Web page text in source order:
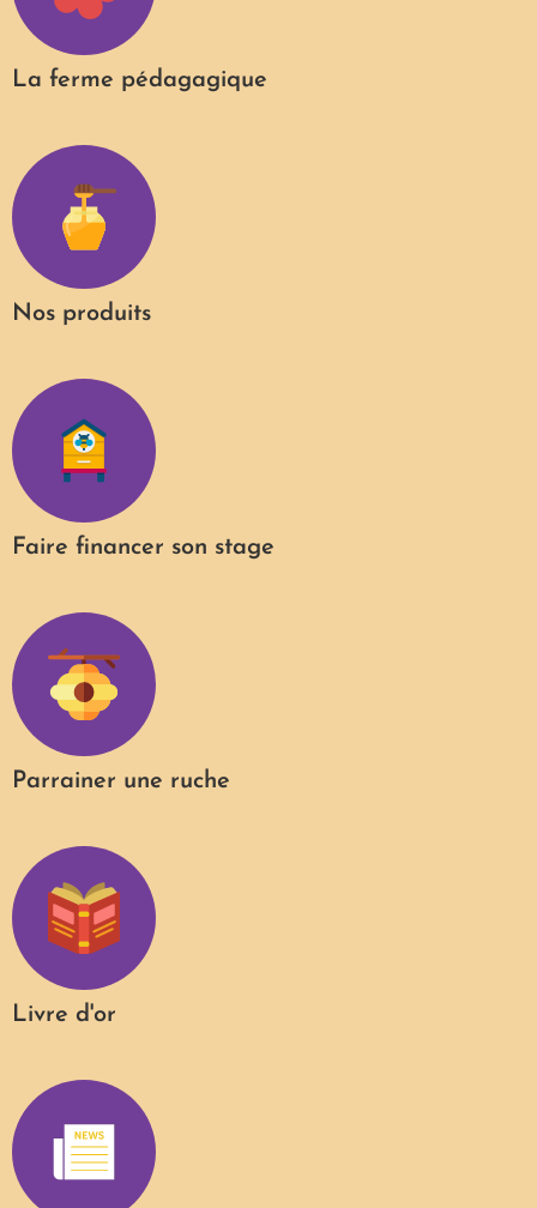
La ferme pédagagique
Nos produits
Faire financer son stage
Parrainer une ruche
Livre d'or